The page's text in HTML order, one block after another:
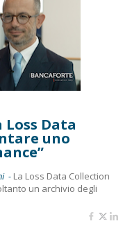
Loss Data
uno
- La Loss Data Collection
un archivio degli